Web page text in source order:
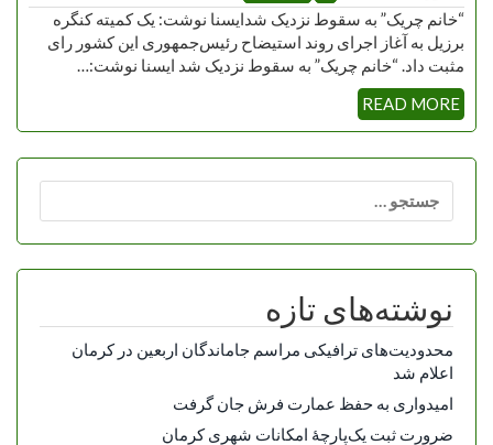
“خانم چریک” به سقوط نزدیک شدایسنا نوشت: یک کمیته کنگره
برزیل به آغاز اجرای روند استیضاح رئیس‌جمهوری این کشور رای
مثبت داد. “خانم چریک” به سقوط نزدیک شد ایسنا نوشت:…
READ MORE
برای:
نوشته‌های تازه
محدودیت‌های ترافیکی مراسم جاماندگان اربعین در کرمان
اعلام شد
امیدواری به حفظ عمارت فرش جان گرفت
ضرورت ثبت یک‌پارچۀ امکانات شهری کرمان